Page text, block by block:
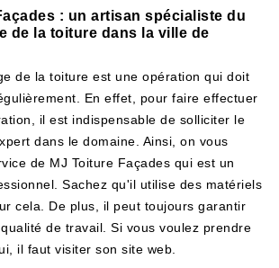
: un artisan spécialiste du
de la toiture dans la ville de
de la toiture est une opération qui doit
En effet, pour faire effectuer
il est indispensable de solliciter le
dans le domaine. Ainsi, on vous
de MJ Toiture Façades qui est un
Sachez qu'il utilise des matériels
cela. De plus, il peut toujours garantir
de travail. Si vous voulez prendre
il faut visiter son site web.